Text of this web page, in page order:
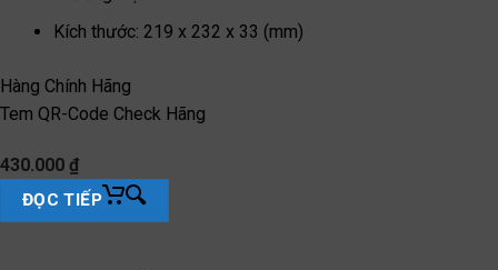
Kích thước: 219 x 232 x 33 (mm)
Hàng Chính Hãng
Tem QR-Code Check Hãng
430.000 ₫
ĐỌC TIẾP